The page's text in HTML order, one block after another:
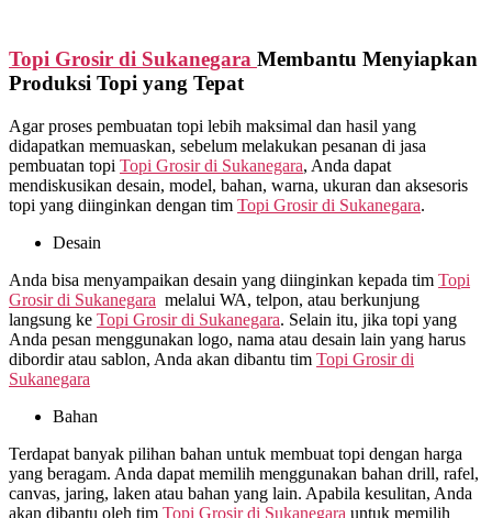
Topi Grosir di Sukanegara Membantu Menyiapkan
Produksi Topi yang Tepat
Agar proses pembuatan topi lebih maksimal dan hasil yang
didapatkan memuaskan, sebelum melakukan pesanan di jasa
pembuatan topi Topi Grosir di Sukanegara, Anda dapat
mendiskusikan desain, model, bahan, warna, ukuran dan aksesoris
topi yang diinginkan dengan tim Topi Grosir di Sukanegara.
Desain
Anda bisa menyampaikan desain yang diinginkan kepada tim Topi
Grosir di Sukanegara melalui WA, telpon, atau berkunjung
langsung ke Topi Grosir di Sukanegara. Selain itu, jika topi yang
Anda pesan menggunakan logo, nama atau desain lain yang harus
dibordir atau sablon, Anda akan dibantu tim Topi Grosir di
Sukanegara
Bahan
Terdapat banyak pilihan bahan untuk membuat topi dengan harga
yang beragam. Anda dapat memilih menggunakan bahan drill, rafel,
canvas, jaring, laken atau bahan yang lain. Apabila kesulitan, Anda
akan dibantu oleh tim Topi Grosir di Sukanegara untuk memilih